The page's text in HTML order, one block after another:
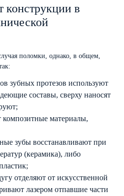
конструкции в
поломки, однако, в общем,
зубных протезов используют
составы, сверху наносят
материалы,
зубы восстанавливают при
(керамика), либо
отделяют от искусственной
лазером отпавшие части